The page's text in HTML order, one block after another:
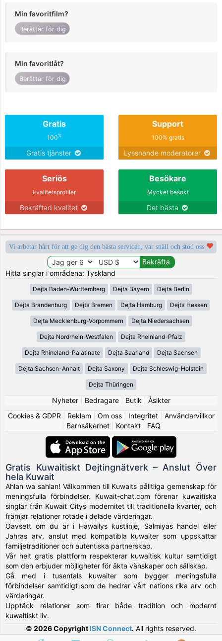
Min favoritfilm?
Berättar för dig
Min favoritlåt?
Berättar för dig
Gratis
100%
Gratis tjänster
Support
100% gratis
Lyssnande moderatorer
Seriös
kvalitetsprofiler
Bekräftad kvalitet
Besökare
Mycket besökt
Det bästa
Vi arbetar hårt för att ge dig den bästa servicen, var snäll och stöd oss
Hitta singlar i områdena: Tyskland
Dejta Baden-Württemberg Dejta Bayern Dejta Berlin
Dejta Brandenburg Dejta Bremen Dejta Hamburg Dejta Hessen
Dejta Mecklenburg-Vorpommern Dejta Niedersachsen
Dejta Nordrhein-Westfalen Dejta Rheinland-Pfalz
Dejta Rhineland-Palatinate Dejta Saarland Dejta Sachsen
Dejta Sachsen-Anhalt Dejta Saxony Dejta Schleswig-Holstein
Dejta Thüringen
Nyheter| Bedragare| Butik
Åsikter
Cookies & GDPR
Reklam Om oss| Integritet| Användarvillkor
Barnsäkerhet| Kontakt| FAQ
Gratis Kuwaitiskt Dejtingnätverk – Anslut Över
hela Kuwait
Ahlan wa sahlan! Välkommen till Kuwaits pålitliga gemenskap för
meningsfulla förbindelser. Kuwait-chat.com förenar kuwaitiska
singlar från Kuwait Citys modernitet till traditionella kvarter, och
främjar relationer rotade i delade värderingar.
Oavsett om du är i Hawallys kustlinje, Salmiyas handel eller
Jahras arv, anslut med kompatibla kuwaiter som uppskattar
familjetraditioner och autentiska partnerskap.
Vår helt gratis plattform respekterar kuwaitisk kultur samtidigt
som den erbjuder möjligheter för äkta vänskaper och sällskap.
Gå med i tusentals kuwaiter som bygger meningsfulla
förbindelser samtidigt som de hedrar vårt nations rika arv och
värderingar.
Upptäck relationer som firar både tradition och modernt
kuwaitiskt liv.
© 2026 Copyright ISN Connect. All rights reserved.